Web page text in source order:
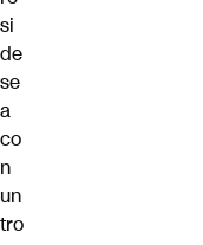
si
de
se
a
co
n
un
tro